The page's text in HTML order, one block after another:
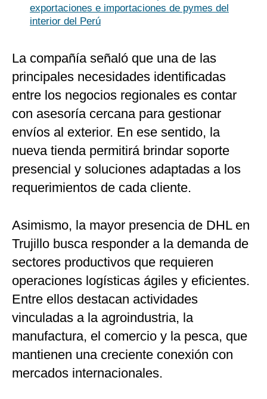
exportaciones e importaciones de pymes del
interior del Perú
La compañía señaló que una de las
principales necesidades identificadas
entre los negocios regionales es contar
con asesoría cercana para gestionar
envíos al exterior. En ese sentido, la
nueva tienda permitirá brindar soporte
presencial y soluciones adaptadas a los
requerimientos de cada cliente.
Asimismo, la mayor presencia de DHL en
Trujillo busca responder a la demanda de
sectores productivos que requieren
operaciones logísticas ágiles y eficientes.
Entre ellos destacan actividades
vinculadas a la agroindustria, la
manufactura, el comercio y la pesca, que
mantienen una creciente conexión con
mercados internacionales.